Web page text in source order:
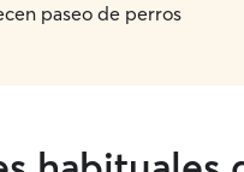
paseo de perros